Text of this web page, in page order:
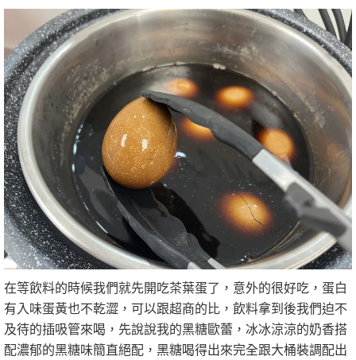
在等飲料的時候我們就先開吃茶葉蛋了，意外的很好吃，蛋白
有入味蛋黃也不乾澀，可以跟超商的比，飲料拿到後我們迫不
及待的插吸管來喝，先說說我的黑糖歐蕾，冰冰涼涼的奶香搭
配濃郁的黑糖味簡直絕配，黑糖喝得出來完全跟大桶裝調配出